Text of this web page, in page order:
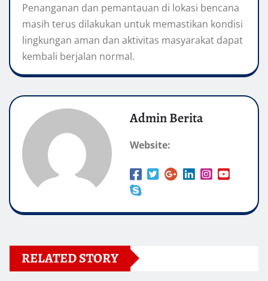
Penanganan dan pemantauan di lokasi bencana
masih terus dilakukan untuk memastikan kondisi
lingkungan aman dan aktivitas masyarakat dapat
kembali berjalan normal.
Admin Berita
Website:
RELATED STORY